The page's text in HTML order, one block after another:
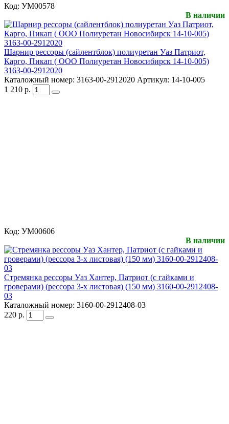
Код: УМ00578
В наличии
Шарнир рессоры (сайлентблок) полиуретан Уаз Патриот,
Карго, Пикап ( ООО Полиуретан Новосибирск 14-10-005)
3163-00-2912020
Каталожный номер: 3163-00-2912020 Артикул: 14-10-005
1 210 р.
Код: УМ00606
В наличии
Стремянка рессоры Уаз Хантер, Патриот (с гайками и
гроверами) (рессора 3-х листовая) (150 мм) 3160-00-2912408-
03
Каталожный номер: 3160-00-2912408-03
220 р.